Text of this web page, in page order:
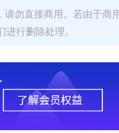
勿直接商用。若由于商
行删除处理。